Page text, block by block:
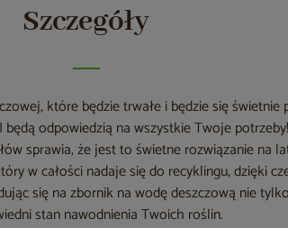
Szczegóły
które będzie trwałe i będzie się
odpowiedzią na wszystkie Twoje
sprawia, że jest to świetne rozwiązanie na
w całości nadaje się do recyklingu, dzięki
się na zbornik na wodę deszczową nie
stan nawodnienia Twoich roślin.